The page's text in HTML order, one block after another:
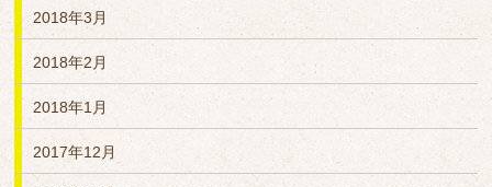
2018年3月
2018年2月
2018年1月
2017年12月